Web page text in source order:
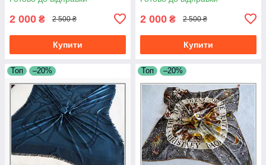
2 000 ₴ 2 500 ₴
Купити
2 000 ₴ 2 500 ₴
Купити
Топ –20% Топ –20%